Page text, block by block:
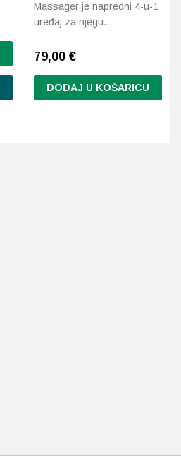
Massager je napredni 4-u-1
uređaj za njegu…
79,00 €
DODAJ U KOŠARICU